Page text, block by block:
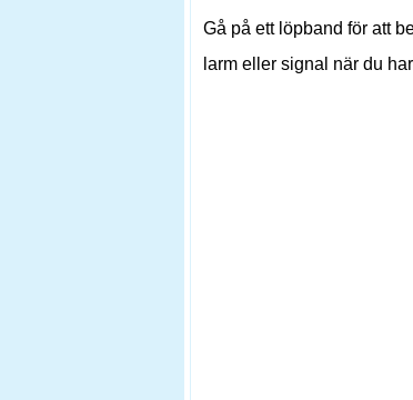
Gå på ett löpband för att
larm eller signal när du